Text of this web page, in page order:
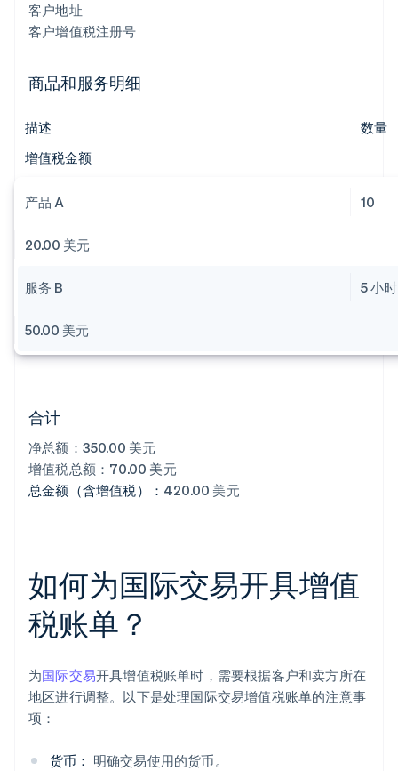
客户地址
客户增值税注册号
商品和服务明细
描述
数量
增值税金额
产品 A 10
20.00 美元
服务 B 5 小时
50.00 美元
合计
净总额：350.00 美元
增值税总额：70.00 美元
总金额（含增值税）： 420.00 美元
如何为国际交易开具增值
税账单？
为国际交易开具增值税账单时，需要根据客户和卖方所在
地区进行调整。以下是处理国际交易增值税账单的注意事
项：
货币： 明确交易使用的货币。